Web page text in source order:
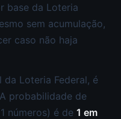
base da Loteria
sem acumulação,
caso não haja
Loteria Federal, é
probabilidade de
números) é de 1 em